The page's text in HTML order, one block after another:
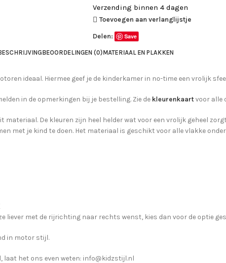
Verzending binnen 4 dagen
Toevoegen aan verlanglijstje
Delen:
Save
BEOORDELINGEN (0)MATERIAAL EN PLAKKEN
ideaal. Hiermee geef je de kinderkamer in no-time een vrolijk
in de opmerkingen bij je bestelling. Zie de kleurenkaartvoor alle
De kleuren zijn heel helder wat voor een vrolijk geheel
met je kind te doen. Het materiaal is geschikt voor alle vlakke
liever met de rijrichting naar rechts wenst, kies dan voor de optie
in motor stijl.
laat het ons even weten: info@kidzstijl.nl